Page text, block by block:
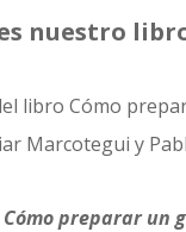
nuestro
Cómo preparar un